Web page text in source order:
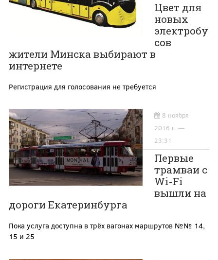
Цвет для
новых
электробу
сов
жители Минска выбирают в
интернете
Регистрация для голосования не требуется
8 ноября
2016 г. —
23:31
Первые
трамваи с
Wi-Fi
вышли на
дороги Екатеринбурга
Пока услуга доступна в трёх вагонах маршрутов №№ 14,
15 и 25